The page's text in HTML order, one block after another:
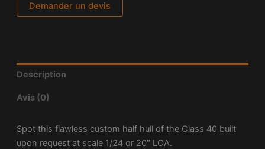
Demander un devis
Description
Avis (0)
Spot this flawless custom half hull of the Class 40 built
upon request at scale 1/24 or 20″ LOA.